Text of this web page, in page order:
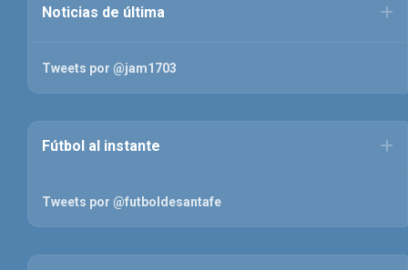
Noticias de última
Tweets por @jam1703
Fútbol al instante
Tweets por @futboldesantafe